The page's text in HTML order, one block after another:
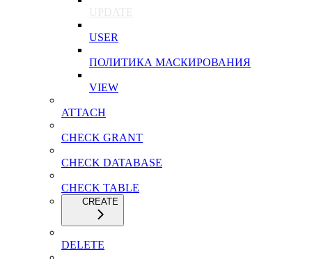
UPDATE
USER
ПОЛИТИКА МАСКИРОВАНИЯ
VIEW
ATTACH
CHECK GRANT
CHECK DATABASE
CHECK TABLE
CREATE
DELETE